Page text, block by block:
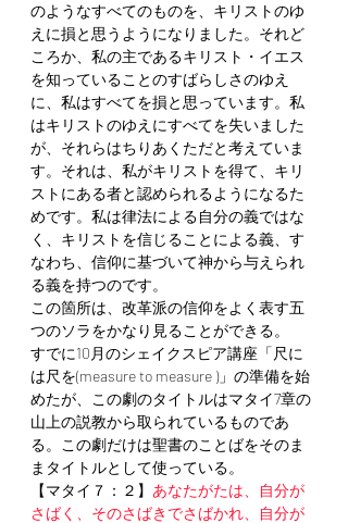
のようなすべてのものを、キリストのゆ
えに損と思うようになりました。それど
ころか、私の主であるキリスト・イエス
を知っていることのすばらしさのゆえ
に、私はすべてを損と思っています。私
はキリストのゆえにすべてを失いました
が、それらはちりあくただと考えていま
す。それは、私がキリストを得て、キリ
ストにある者と認められるようになるた
めです。私は律法による自分の義ではな
く、キリストを信じることによる義、す
なわち、信仰に基づいて神から与えられ
る義を持つのです。
この箇所は、改革派の信仰をよく表す五
つのソラをかなり見ることができる。
すでに10月のシェイクスピア講座「尺に
は尺を(measure to measure )」の準備を始
めたが、この劇のタイトルはマタイ7章の
山上の説教から取られているものであ
る。この劇だけは聖書のことばをそのま
まタイトルとして使っている。
【マタイ７：２】 あなたがたは、自分が
さばく、そのさばきでさばかれ、自分が